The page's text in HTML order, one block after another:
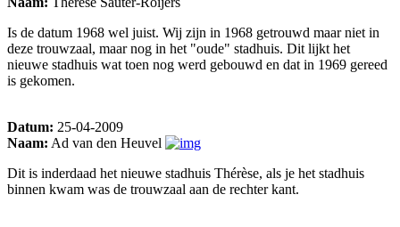
Is de datum 1968 wel juist. Wij zijn in 1968 getrouwd maar niet in
deze trouwzaal, maar nog in het "oude" stadhuis. Dit lijkt het
nieuwe stadhuis wat toen nog werd gebouwd en dat in 1969 gereed
is gekomen.
Datum: 25-04-2009
Naam: Ad van den Heuvel
Dit is inderdaad het nieuwe stadhuis Thérèse, als je het stadhuis
binnen kwam was de trouwzaal aan de rechter kant.